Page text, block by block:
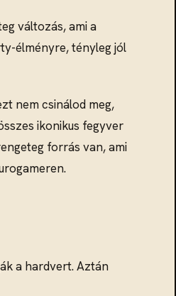
változás, ami a
élményre, tényleg jól
nem csinálod meg,
ikonikus fegyver
forrás van, ami
a hardvert. Aztán